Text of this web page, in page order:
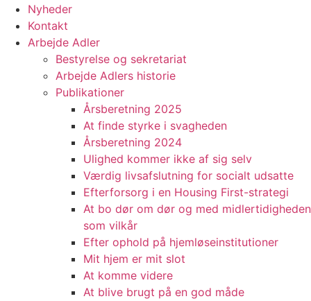
Nyheder
Kontakt
Arbejde Adler
Bestyrelse og sekretariat
Arbejde Adlers historie
Publikationer
Årsberetning 2025
At finde styrke i svagheden
Årsberetning 2024
Ulighed kommer ikke af sig selv
Værdig livsafslutning for socialt udsatte
Efterforsorg i en Housing First-strategi
At bo dør om dør og med midlertidigheden
som vilkår
Efter ophold på hjemløseinstitutioner
Mit hjem er mit slot
At komme videre
At blive brugt på en god måde